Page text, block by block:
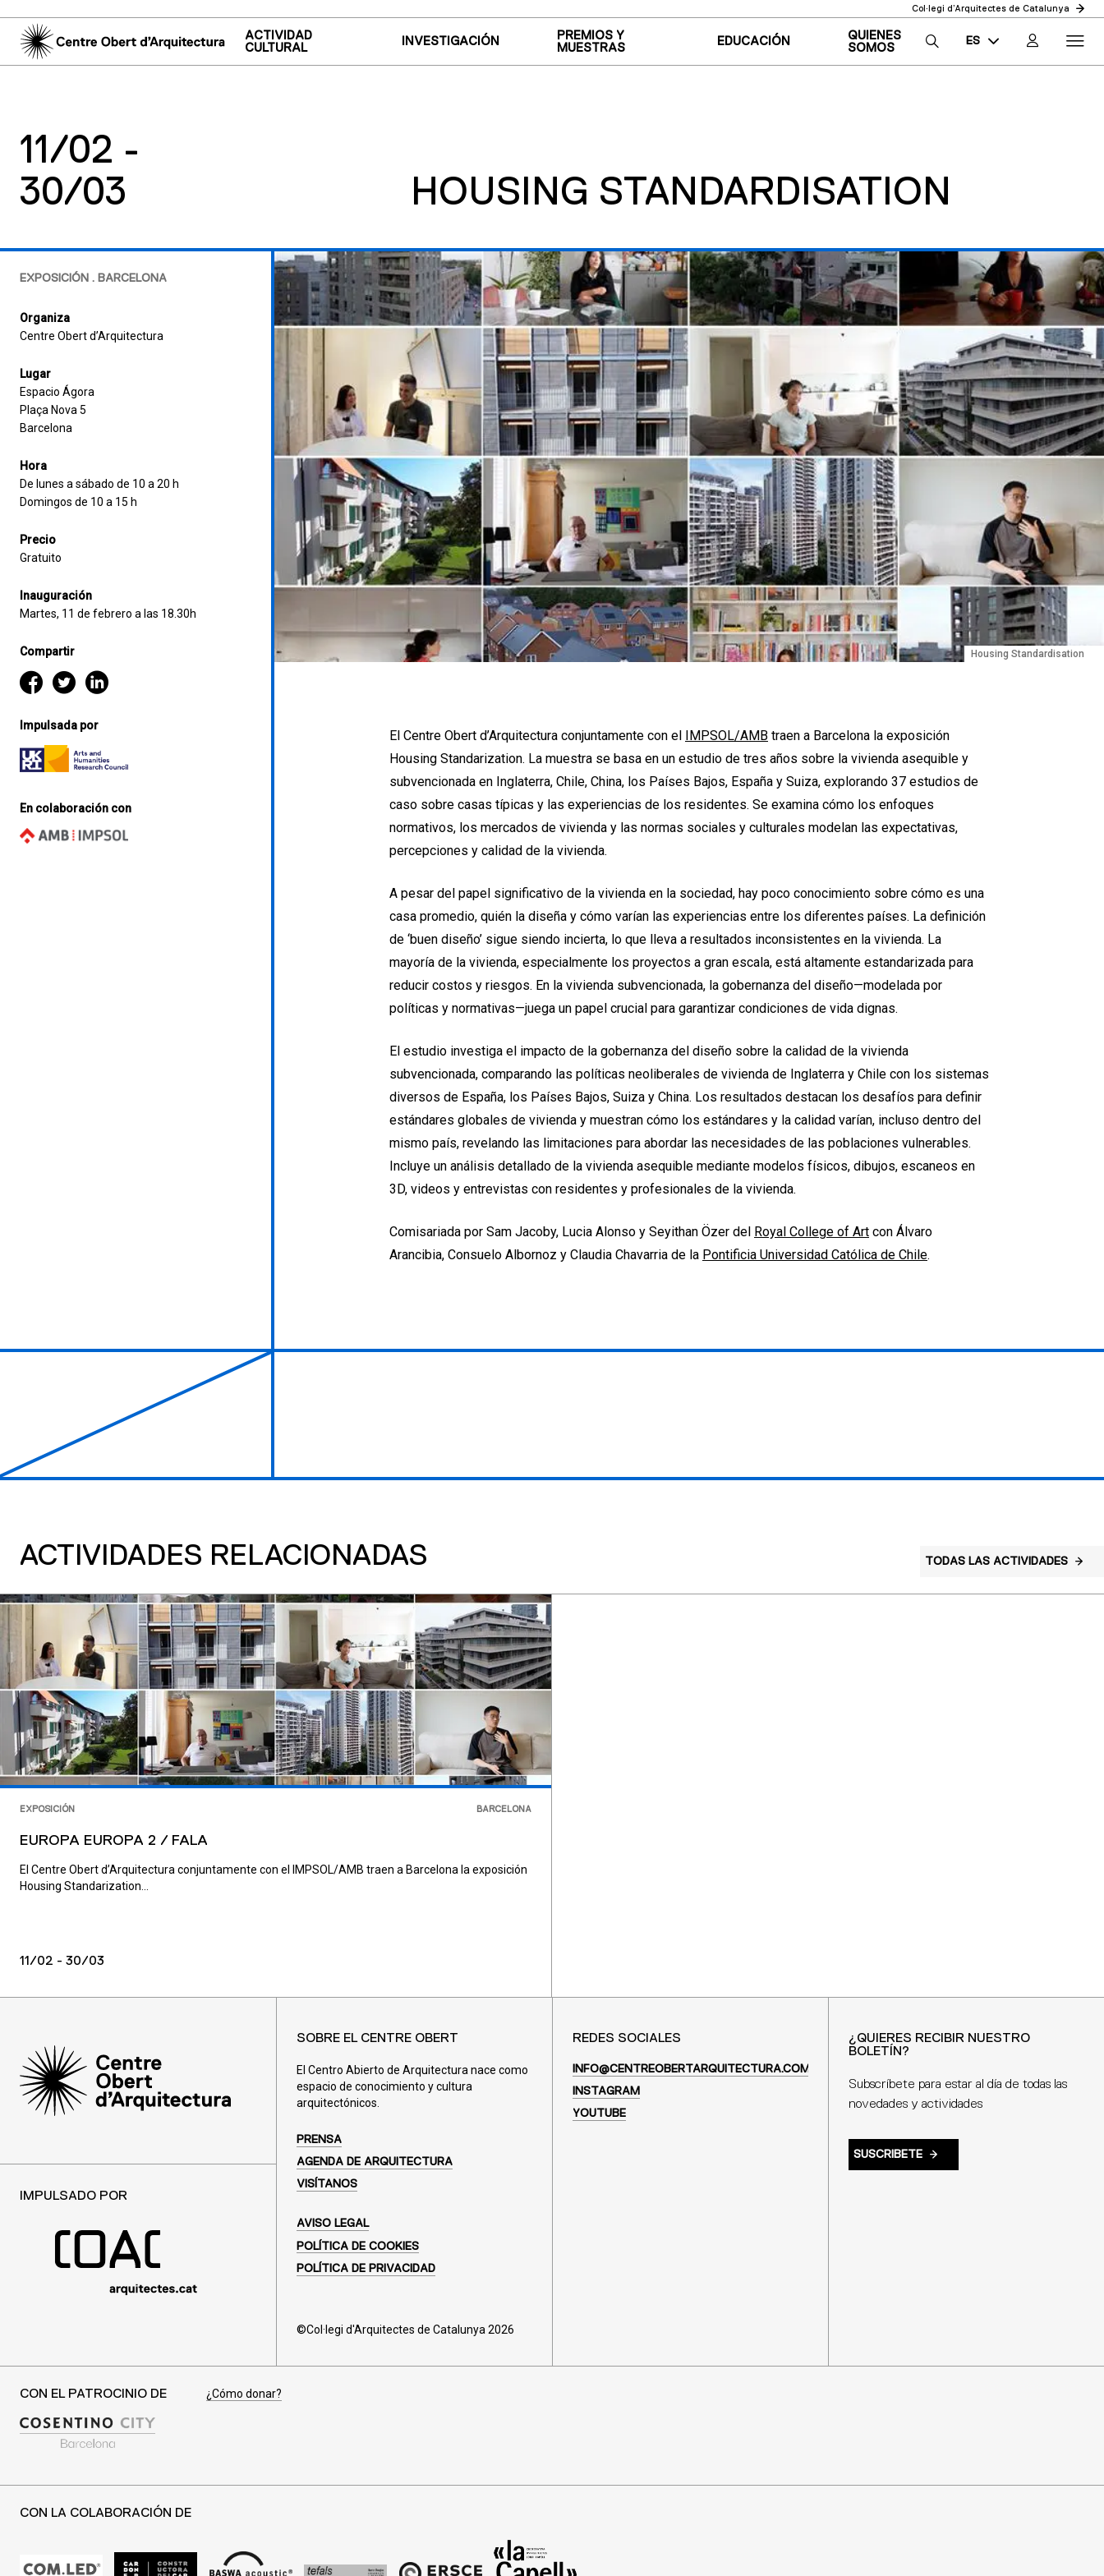
Col·legi d’Arquitectes de Catalunya
ACTIVIDAD
CULTURAL
INVESTIGACIÓN
PREMIOS Y
MUESTRAS
EDUCACIÓN
QUIENES
SOMOS
ES
EN
11/02 -
30/03
HOUSING STANDARDISATION
EXPOSICIÓN . BARCELONA
Organiza
Centre Obert d’Arquitectura
Lugar
Espacio Ágora
Plaça Nova 5
Barcelona
Hora
De lunes a sábado de 10 a 20 h
Domingos de 10 a 15 h
Precio
Gratuito
Inauguración
Martes, 11 de febrero a las 18.30h
Compartir
Impulsada por
En colaboración con
Housing Standardisation
El Centre Obert d’Arquitectura conjuntamente con el IMPSOL/AMB traen a Barcelona la exposición
Housing Standarization. La muestra se basa en un estudio de tres años sobre la vivienda asequible y
subvencionada en Inglaterra, Chile, China, los Países Bajos, España y Suiza, explorando 37 estudios de
caso sobre casas típicas y las experiencias de los residentes. Se examina cómo los enfoques
normativos, los mercados de vivienda y las normas sociales y culturales modelan las expectativas,
percepciones y calidad de la vivienda.
A pesar del papel significativo de la vivienda en la sociedad, hay poco conocimiento sobre cómo es una
casa promedio, quién la diseña y cómo varían las experiencias entre los diferentes países. La definición
de ‘buen diseño’ sigue siendo incierta, lo que lleva a resultados inconsistentes en la vivienda. La
mayoría de la vivienda, especialmente los proyectos a gran escala, está altamente estandarizada para
reducir costos y riesgos. En la vivienda subvencionada, la gobernanza del diseño—modelada por
políticas y normativas—juega un papel crucial para garantizar condiciones de vida dignas.
El estudio investiga el impacto de la gobernanza del diseño sobre la calidad de la vivienda
subvencionada, comparando las políticas neoliberales de vivienda de Inglaterra y Chile con los sistemas
diversos de España, los Países Bajos, Suiza y China. Los resultados destacan los desafíos para definir
estándares globales de vivienda y muestran cómo los estándares y la calidad varían, incluso dentro del
mismo país, revelando las limitaciones para abordar las necesidades de las poblaciones vulnerables.
Incluye un análisis detallado de la vivienda asequible mediante modelos físicos, dibujos, escaneos en
3D, videos y entrevistas con residentes y profesionales de la vivienda.
Comisariada por Sam Jacoby, Lucia Alonso y Seyithan Özer del Royal College of Art con Álvaro
Arancibia, Consuelo Albornoz y Claudia Chavarria de la Pontificia Universidad Católica de Chile.
ACTIVIDADES RELACIONADAS TODAS LAS ACTIVIDADES
EXPOSICIÓN BARCELONA
EUROPA EUROPA 2 / FALA
El Centre Obert d’Arquitectura conjuntamente con el IMPSOL/AMB traen a Barcelona la exposición
Housing Standarization...
11/02 - 30/03
IMPULSADO POR
SOBRE EL CENTRE OBERT
El Centro Abierto de Arquitectura nace como
espacio de conocimiento y cultura
arquitectónicos.
PRENSA
AGENDA DE ARQUITECTURA
VISÍTANOS
AVISO LEGAL
POLÍTICA DE COOKIES
POLÍTICA DE PRIVACIDAD
©Col·legi d'Arquitectes de Catalunya 2026
REDES SOCIALES
INFO@CENTREOBERTARQUITECTURA.COM
INSTAGRAM
YOUTUBE
¿QUIERES RECIBIR NUESTRO
BOLETÍN?
Subscríbete para estar al día de todas las
novedades y actividades
SUSCRIBETE
CON EL PATROCINIO DE ¿Cómo donar?
CON LA COLABORACIÓN DE